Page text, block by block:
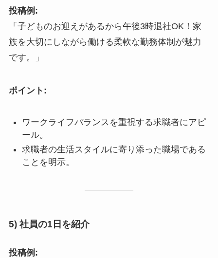
投稿例:
「子どものお迎えがあるから午後3時退社OK！家
族を大切にしながら働ける柔軟な勤務体制が魅力
です。」
ポイント:
ワークライフバランスを重視する求職者にアピ
ール。
求職者の生活スタイルに寄り添った職場である
ことを明示。
5) 社員の1日を紹介
投稿例: